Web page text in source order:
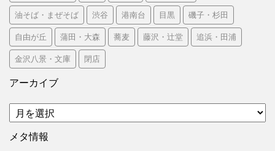
油そば・まぜそば 渋谷 港南台 目黒 磯子・杉田
自由が丘 蒲田・大森 蕎麦 藤沢・辻堂 追浜・田浦
金沢八景・文庫 閉店
アーカイブ
ア
ー
カ
メタ情報